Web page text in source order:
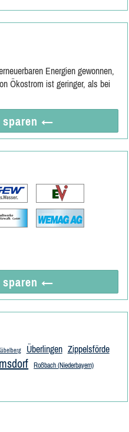
Energien gewonnen,
Ökostrom ist geringer, als bei
←
←
Überlingen Zippelsförde
Roßbach (Niederbayern)